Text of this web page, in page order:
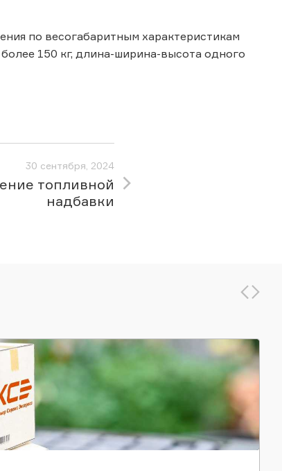
по весогабаритным характеристикам
150 кг, длина-ширина-высота одного
30 сентября, 2024
топливной
надбавки